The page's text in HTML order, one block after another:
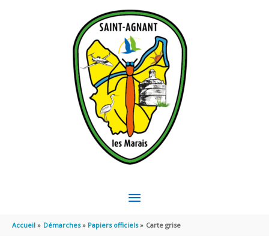
MENU
PRINCIPAL
Accueil Démarches Papiers officiels Carte grise